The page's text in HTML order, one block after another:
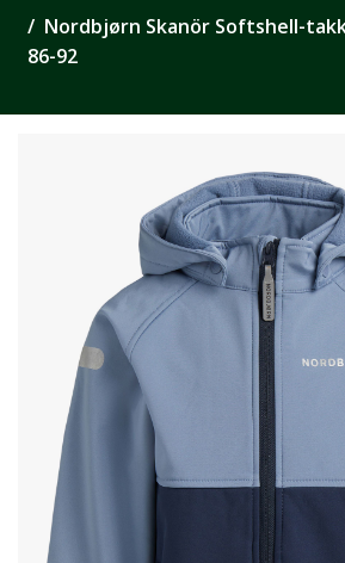
Nordbjørn Skanör Softshell-
86-92